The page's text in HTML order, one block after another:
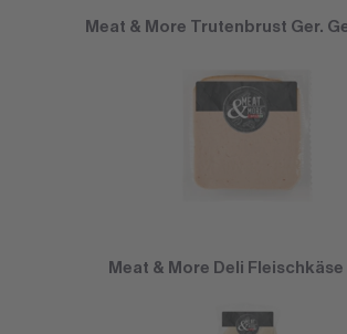
Meat & More Trutenbrust Ger.
Meat & More Deli